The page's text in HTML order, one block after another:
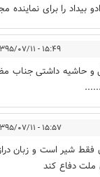
بیداد را برای
۱۵:۴۹ - ۱۳۹۵/۰۷/۱۱
و حاشیه داشتی جناب
۱۵:۵۷ - ۱۳۹۵/۰۷/۱۱
فقط شیر است و زبان
ملت دفاع کند